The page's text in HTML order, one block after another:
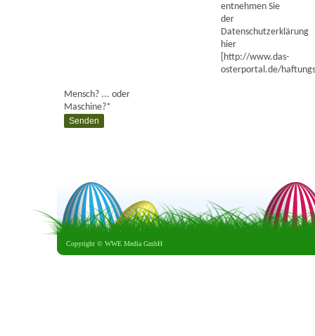
entnehmen Sie
der
Datenschutzerklärung
hier
[http://www.das-
osterportal.de/
Mensch? ... oder
Maschine?*
Copyright © WWE Media GmbH